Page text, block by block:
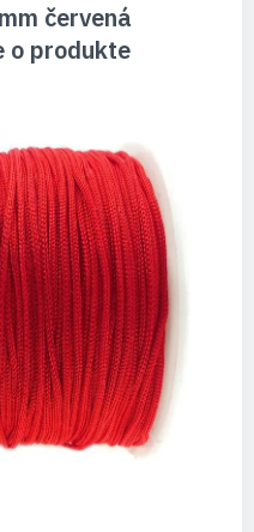
červená
o produkte